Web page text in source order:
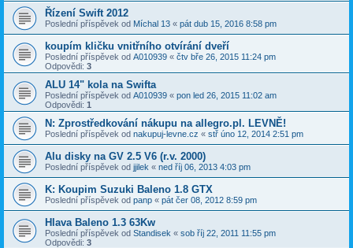
Řízení Swift 2012
Poslední příspěvek od Míchal 13 « pát dub 15, 2016 8:58 pm
koupím kličku vnitřního otvírání dveří
Poslední příspěvek od A010939 « čtv bře 26, 2015 11:24 pm
Odpovědi: 3
ALU 14" kola na Swifta
Poslední příspěvek od A010939 « pon led 26, 2015 11:02 am
Odpovědi: 1
N: Zprostředkování nákupu na allegro.pl. LEVNĚ!
Poslední příspěvek od nakupuj-levne.cz « stř úno 12, 2014 2:51 pm
Alu disky na GV 2.5 V6 (r.v. 2000)
Poslední příspěvek od jjilek « ned říj 06, 2013 4:03 pm
K: Koupim Suzuki Baleno 1.8 GTX
Poslední příspěvek od panp « pát čer 08, 2012 8:59 pm
Hlava Baleno 1.3 63Kw
Poslední příspěvek od Standisek « sob říj 22, 2011 11:55 pm
Odpovědi: 3